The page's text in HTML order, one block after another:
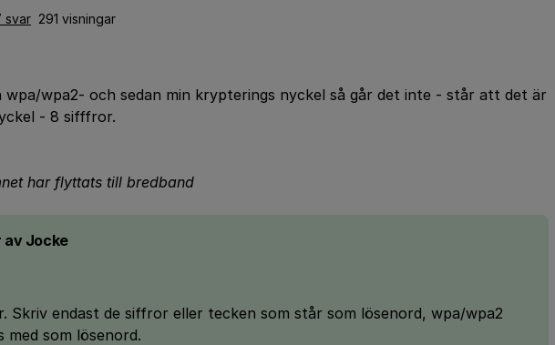
svar 291 visningar
wpa/wpa2- och sedan min krypterings nyckel så går det inte - står att det är
- 8 sifffror.
har flyttats till bredband
av Jocke
Skriv endast de siffror eller tecken som står som lösenord, wpa/wpa2
med som lösenord.